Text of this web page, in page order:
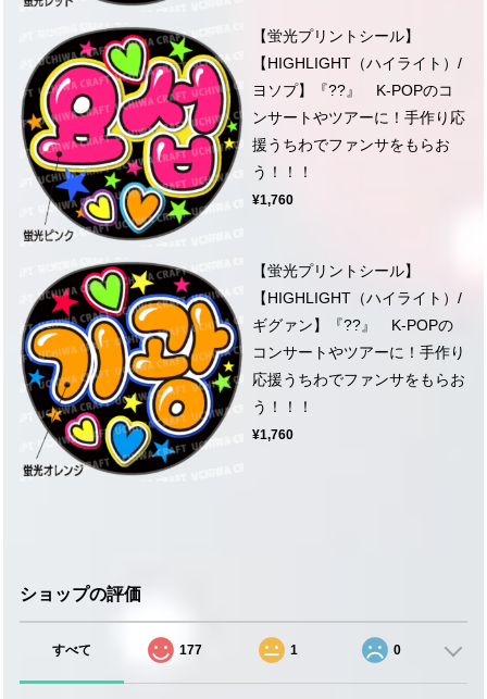
【蛍光プリントシール】
【HIGHLIGHT（ハイライト）/
ヨソプ】『??』 K-POPのコ
ンサートやツアーに！手作り応
援うちわでファンサをもらお
う！！！
¥1,760
【蛍光プリントシール】
【HIGHLIGHT（ハイライト）/
ギグァン】『??』 K-POPの
コンサートやツアーに！手作り
応援うちわでファンサをもらお
う！！！
¥1,760
ショップの評価
すべて 177 1 0